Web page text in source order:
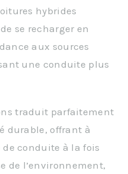
hybrides
se recharger en
aux sources
une conduite plus
traduit parfaitement
durable, offrant à
conduite à la fois
de l’environnement,